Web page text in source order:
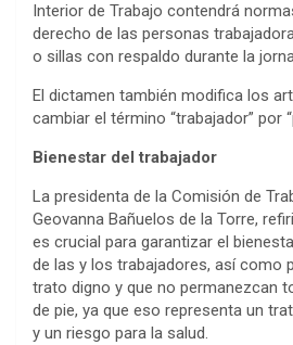
Interior de Trabajo contendrá
derecho de las personas
o sillas con respaldo durante la
El dictamen también modifica los
cambiar el término “trabajador” por
Bienestar del trabajador
La presidenta de la Comisión de
Geovanna Bañuelos de la Torre,
es crucial para garantizar el
de las y los trabajadores, así como
trato digno y que no permanezcan
de pie, ya que eso representa un
y un riesgo para la salud.